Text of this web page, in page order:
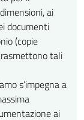
ai
documenti
(copie
tali
s’impegna a
ai